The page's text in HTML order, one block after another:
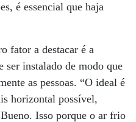
é essencial que haja
fator a destacar é a
ser instalado de modo que
as pessoas. “O ideal é
horizontal possível,
Isso porque o ar frio